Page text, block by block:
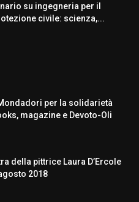
su ingegneria per il
civile: scienza,...
per la solidarietà
magazine e Devoto-Oli
della pittrice Laura D’Ercole
2018